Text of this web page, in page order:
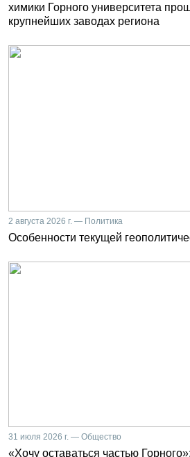
химики Горного университета
крупнейших заводах региона
2 августа 2026 г. — Политика
Особенности текущей
31 июля 2026 г. — Общество
«Хочу оставаться частью